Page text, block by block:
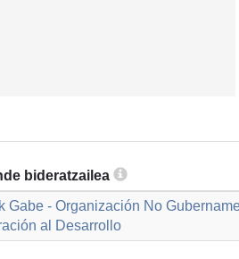
bideratzailea
Gabe - Organización No
al Desarrollo